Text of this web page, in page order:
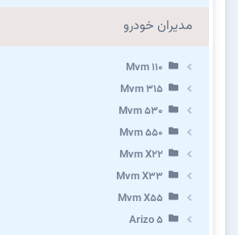
مدیران خودرو
Mvm 110
Mvm 315
Mvm 530
Mvm 550
Mvm X22
Mvm X33
Mvm X55
Arizo 5